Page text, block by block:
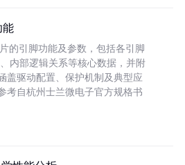
能
的引脚功能及参数，包括各引脚
内部逻辑关系等核心数据，并附
盖驱动配置、保护机制及典型应
考自杭州士兰微电子官方规格书